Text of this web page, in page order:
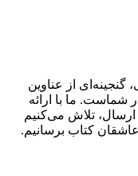
از عناوین
شماست. ما با ارائه
تلاش می‌کنیم
کتاب برسانیم.